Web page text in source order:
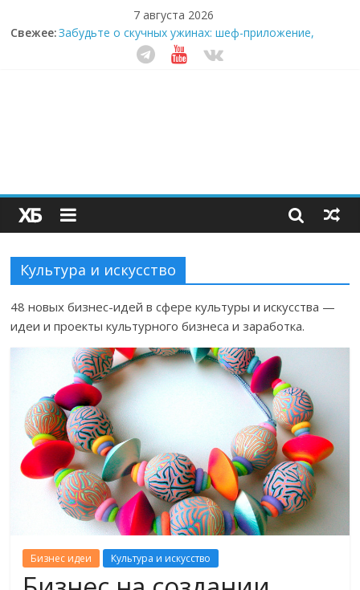
7 августа 2026
Свежее:
Секрет супергидратации: почему кокосовая вода с
пребиотиками становится главным трендом
здорового питания
Как простая наклейка заставляет миллионы людей
не забывать о самом важном креме этим летом
Культура и искусство
48 новых бизнес-идей в сфере культуры и искусства —
идеи и проекты культурного бизнеса и заработка.
Бизнес идеи Культура и искусство